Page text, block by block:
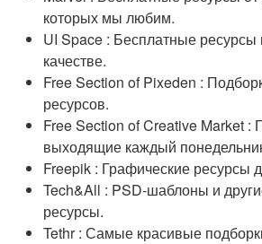
которых мы любим.
UI Space : Бесплатные
качестве.
Free Section of Pixeden :
ресурсов.
Free Section of Creative Market :
выходящие каждый
Freepik : Графические ресурсы
Tech&All : PSD-шаблоны и
ресурсы.
Tethr : Самые красивые